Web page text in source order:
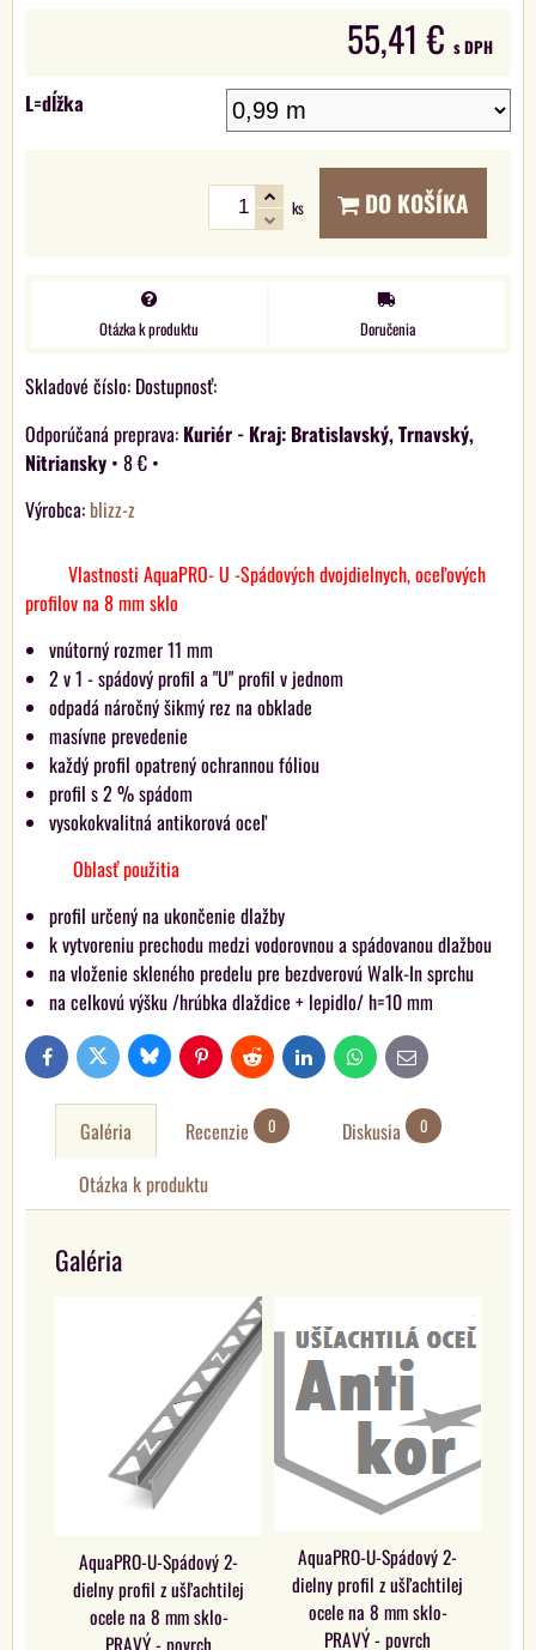
55,41 € s DPH
L=dĺžka
ks DO KOŠÍKA
Otázka k produktu Doručenia
Skladové číslo: Dostupnosť:
Kuriér - Kraj: Bratislavský, Trnavský,
Nitriansky • 8 € •
Výrobca: blizz-z
Vlastnosti AquaPRO- U -Spádových dvojdielnych, oceľových
profilov na 8 mm sklo
vnútorný rozmer 11 mm
2 v 1 - spádový profil a "U" profil v jednom
odpadá náročný šikmý rez na obklade
masívne prevedenie
každý profil opatrený ochrannou fóliou
profil s 2 % spádom
vysokokvalitná antikorová oceľ
Oblasť použitia
profil určený na ukončenie dlažby
k vytvoreniu prechodu medzi vodorovnou a spádovanou dlažbou
na vloženie skleného predelu pre bezdverovú Walk-In sprchu
na celkovú výšku /hrúbka dlaždice + lepidlo/ h=10 mm
FacebookTwitter Bluesky PinterestReddit LinkedIn WhatsAppE-
mail
Galéria Recenzie 0 Diskusia 0
Otázka k produktu
Galéria
AquaPRO-U-Spádový 2-
dielny profil z ušľachtilej
ocele na 8 mm sklo-
PRAVÝ - povrch
AquaPRO-U-Spádový 2-
dielny profil z ušľachtilej
ocele na 8 mm sklo-
PRAVÝ - povrch